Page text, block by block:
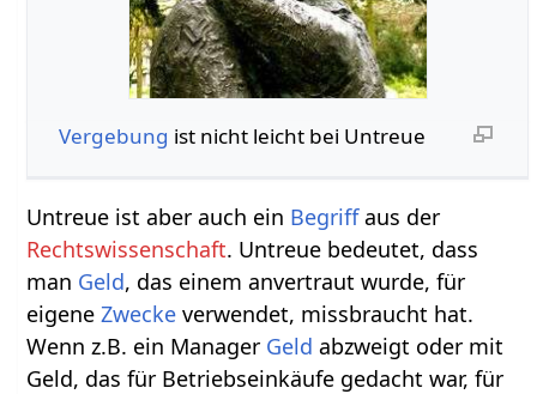
Vergebung ist nicht leicht bei Untreue
Untreue ist aber auch ein Begriffaus der
Rechtswissenschaft. Untreue bedeutet, dass
man Geld, das einem anvertraut wurde, für
eigeneZwecke verwendet, missbraucht hat.
Wenn z.B. ein Manager Geld abzweigt oder mit
Geld, das für Betriebseinkäufe gedacht war, für